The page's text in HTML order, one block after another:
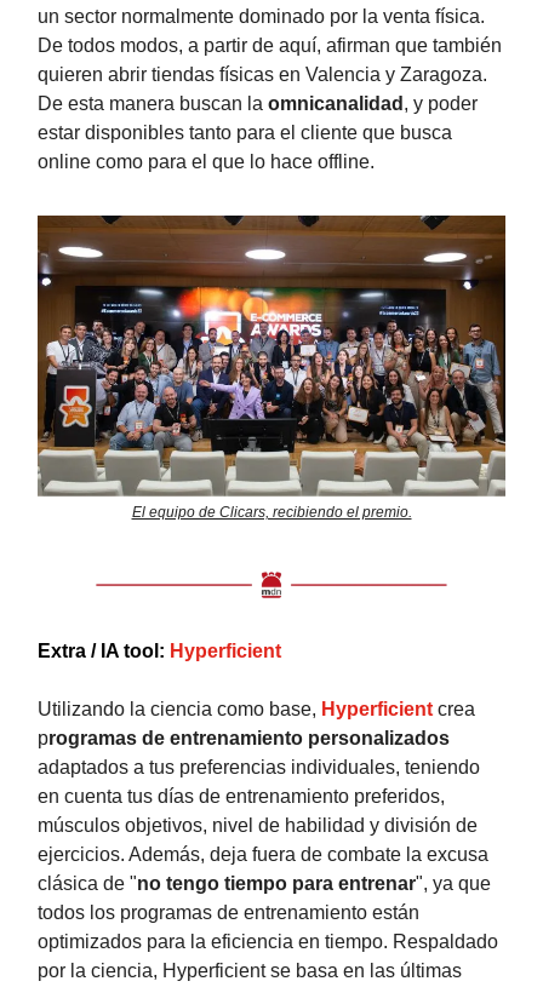
un sector normalmente dominado por la venta física.
De todos modos, a partir de aquí, afirman que también
quieren abrir tiendas físicas en Valencia y Zaragoza.
De esta manera buscan la omnicanalidad , y poder
estar disponibles tanto para el cliente que busca
online como para el que lo hace offline.
El equipo de Clicars, recibiendo el premio.
Extra / IA tool: Hyperficient
Utilizando la ciencia como base, Hyperficient crea
programas de entrenamiento personalizados
adaptados a tus preferencias individuales, teniendo
en cuenta tus días de entrenamiento preferidos,
músculos objetivos, nivel de habilidad y división de
ejercicios. Además, deja fuera de combate la excusa
clásica de "no tengo tiempo para entrenar", ya que
todos los programas de entrenamiento están
optimizados para la eficiencia en tiempo. Respaldado
por la ciencia, Hyperficient se basa en las últimas